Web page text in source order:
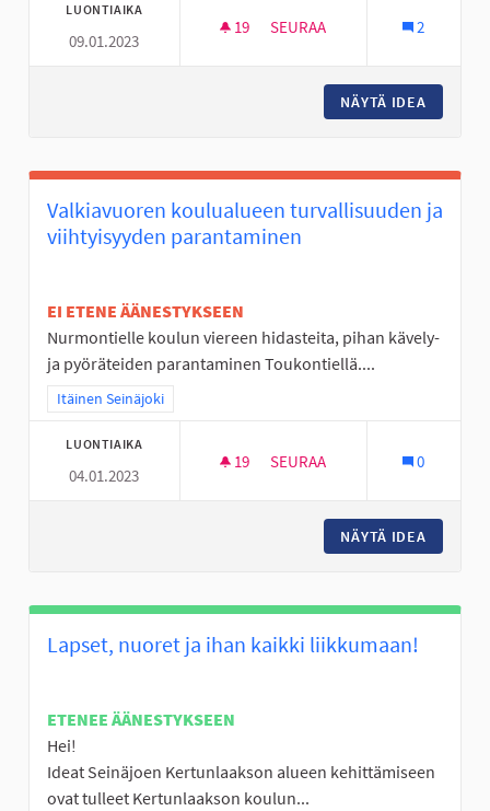
LUONTIAIKA
09.01.2023
19 19 SEURAAJAA
SEURAA 2
NÄYTÄ IDEA
Valkiavuoren koulualueen turvallisuuden ja
viihtyisyyden parantaminen
EI ETENE ÄÄNESTYKSEEN
Nurmontielle koulun viereen hidasteita, pihan kävely-
ja pyöräteiden parantaminen Toukontiellä....
Rajaa tulokset teeman mukaan: Itäinen Seinäjoki
Itäinen Seinäjoki
LUONTIAIKA
04.01.2023
19 19 SEURAAJAA
SEURAA 0
NÄYTÄ IDEA
Lapset, nuoret ja ihan kaikki liikkumaan!
ETENEE ÄÄNESTYKSEEN
Hei!
Ideat Seinäjoen Kertunlaakson alueen kehittämiseen
ovat tulleet Kertunlaakson koulun...